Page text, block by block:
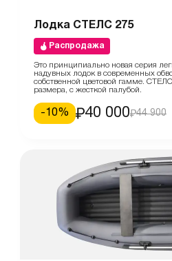
Лодка СТЕЛС 275
Распродажа
Это принципиально новая серия
надувных лодок в современных
собственной цветовой гамме.
размера, с жесткой палубой.
- 10% 40 000 44 900